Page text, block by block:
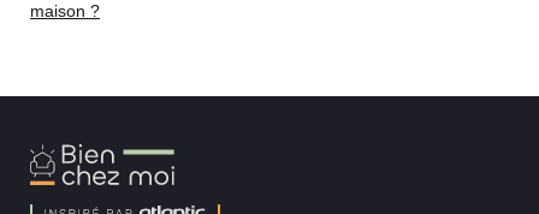
maison ?
Bien
Chez